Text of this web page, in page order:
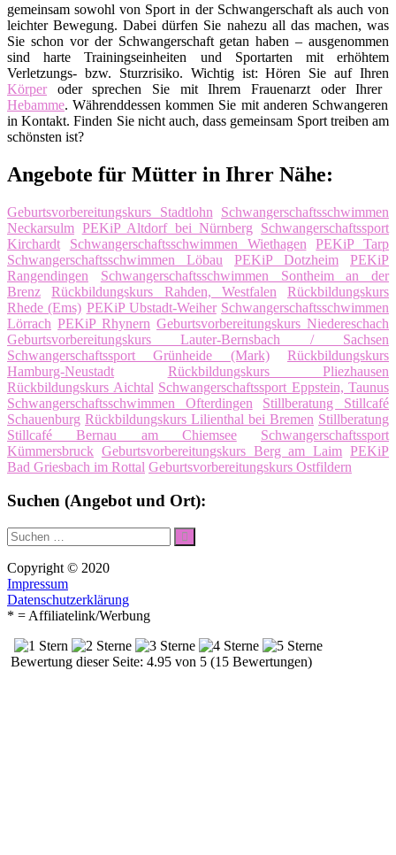
gemeinsam sowohl von Sport in der Schwangerschaft als auch von
leichter Bewegung. Dabei dürfen Sie nahezu all das machen, was
Sie schon vor der Schwangerschaft getan haben – ausgenommen
sind harte Trainingseinheiten und Sportarten mit erhöhtem
Verletzungs- bzw. Sturzrisiko. Wichtig ist: Hören Sie auf Ihren
Körperoder sprechen Sie mit Ihrem Frauenarzt oder Ihrer
Hebamme. Währenddessen kommen Sie mit anderen Schwangeren
in Kontakt. Finden Sie nicht auch, dass gemeinsam Sport treiben am
schönsten ist?
Angebote für Mütter in Ihrer Nähe:
Geburtsvorbereitungskurs Stadtlohn
Schwangerschaftsschwimmen
Neckarsulm PEKiP Altdorf bei Nürnberg
Schwangerschaftssport
Kirchardt
Schwangerschaftsschwimmen Wiethagen
PEKiP Tarp
Schwangerschaftsschwimmen Löbau
PEKiP Dotzheim
PEKiP
Rangendingen
Schwangerschaftsschwimmen Sontheim an der
Brenz
Rückbildungskurs Rahden, Westfalen
Rückbildungskurs
Rhede (Ems) PEKiP Ubstadt-Weiher Schwangerschaftsschwimmen
Lörrach PEKiP Rhynern Geburtsvorbereitungskurs Niedereschach
Geburtsvorbereitungskurs Lauter-Bernsbach / Sachsen
Schwangerschaftssport Grünheide (Mark)
Rückbildungskurs
Hamburg-Neustadt
Rückbildungskurs Pliezhausen
Rückbildungskurs Aichtal Schwangerschaftssport Eppstein, Taunus
Schwangerschaftsschwimmen Ofterdingen
Stillberatung Stillcafé
Schauenburg Rückbildungskurs Lilienthal bei Bremen Stillberatung
Stillcafé Bernau am Chiemsee
Schwangerschaftssport
Kümmersbruck Geburtsvorbereitungskurs Berg am Laim PEKiP
Bad Griesbach im Rottal Geburtsvorbereitungskurs Ostfildern
Suchen (Angebot und Ort):
Suche
nach:
Suchen
Copyright © 2020
Impressum
Datenschutzerklärung
* = Affiliatelink/Werbung
Bewertung dieser Seite: 4.95 von 5 (15 Bewertungen)